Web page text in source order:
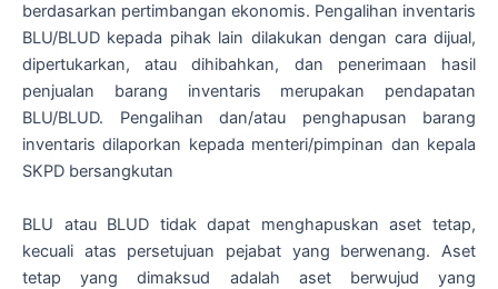
berdasarkan pertimbangan ekonomis. Pengalihan inventaris
BLU/BLUD kepada pihak lain dilakukan dengan cara dijual,
dipertukarkan, atau dihibahkan, dan penerimaan hasil
penjualan barang inventaris merupakan pendapatan
BLU/BLUD. Pengalihan dan/atau penghapusan barang
inventaris dilaporkan kepada menteri/pimpinan dan kepala
SKPD bersangkutan
BLU atau BLUD tidak dapat menghapuskan aset tetap,
kecuali atas persetujuan pejabat yang berwenang. Aset
tetap yang dimaksud adalah aset berwujud yang